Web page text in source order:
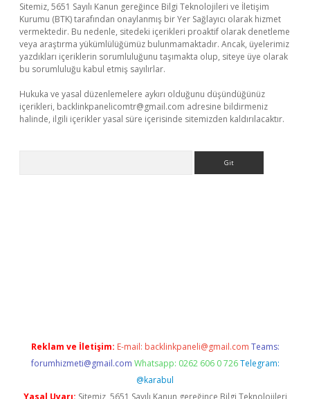
Sitemiz, 5651 Sayılı Kanun gereğince Bilgi Teknolojileri ve İletişim
Kurumu (BTK) tarafından onaylanmış bir Yer Sağlayıcı olarak hizmet
vermektedir. Bu nedenle, sitedeki içerikleri proaktif olarak denetleme
veya araştırma yükümlülüğümüz bulunmamaktadır. Ancak, üyelerimiz
yazdıkları içeriklerin sorumluluğunu taşımakta olup, siteye üye olarak
bu sorumluluğu kabul etmiş sayılırlar.
Hukuka ve yasal düzenlemelere aykırı olduğunu düşündüğünüz
içerikleri, backlinkpanelicomtr@gmail.com adresine bildirmeniz
halinde, ilgili içerikler yasal süre içerisinde sitemizden kaldırılacaktır.
Reklam ve İletişim: E-mail: backlinkpaneli@gmail.com Teams:
forumhizmeti@gmail.com Whatsapp: 0262 606 0 726 Telegram:
@karabul
Yasal Uyarı: Sitemiz, 5651 Sayılı Kanun gereğince Bilgi Teknolojileri